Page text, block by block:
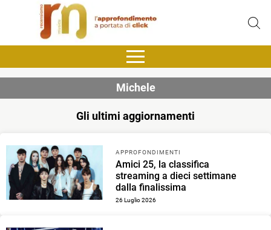
Michele
Gli ultimi aggiornamenti
APPROFONDIMENTI
Amici 25, la classifica
streaming a dieci settimane
dalla finalissima
26 Luglio 2026